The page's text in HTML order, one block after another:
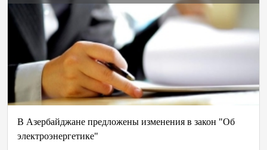
В Азербайджане предложены изменения в закон "Об
электроэнергетике"